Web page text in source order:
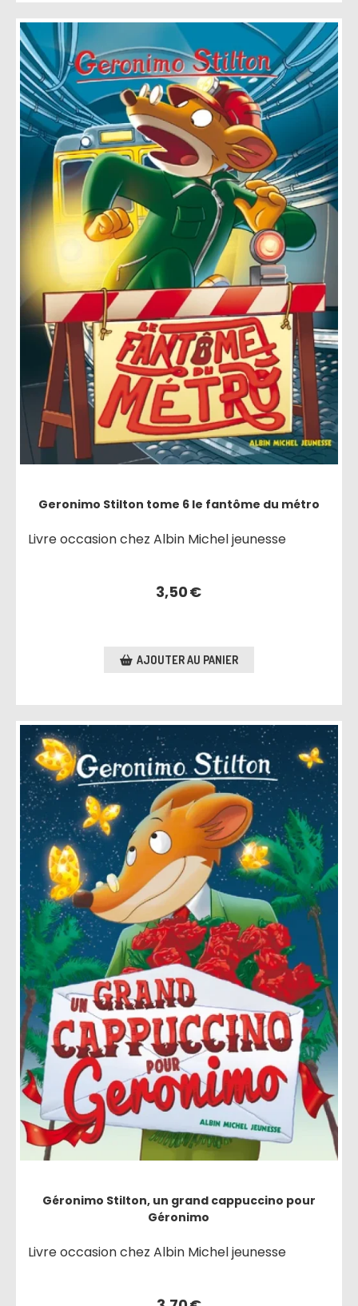
Geronimo Stilton tome 6 le fantôme du métro
Livre occasion chez Albin Michel jeunesse
3,50€
AJOUTER AU PANIER
Géronimo Stilton, un grand cappuccino pour
Géronimo
Livre occasion chez Albin Michel jeunesse